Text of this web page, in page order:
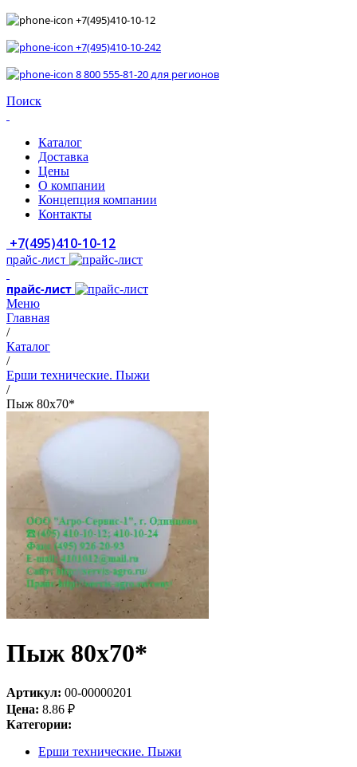
+7(495)410-10-12
+7(495)410-10-242
8 800 555-81-20 для регионов
Поиск
Каталог
Доставка
Цены
О компании
Концепция компании
Контакты
+7(495)410-10-12
прайс-лист
прайс-лист
Меню
Главная
/
Каталог
/
Ерши технические. Пыжи
/
Пыж 80х70*
Пыж 80х70*
Артикул: 00-00000201
Цена: 8.86 ₽
Категории:
Ерши технические. Пыжи